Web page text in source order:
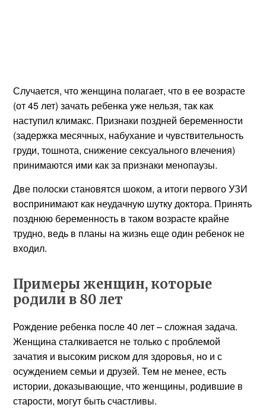
Случается, что женщина полагает, что в ее возрасте
(от 45 лет) зачать ребенка уже нельзя, так как
наступил климакс. Признаки поздней беременности
(задержка месячных, набухание и чувствительность
груди, тошнота, снижение сексуального влечения)
принимаются ими как за признаки менопаузы.
Две полоски становятся шоком, а итоги первого УЗИ
воспринимают как неудачную шутку доктора. Принять
позднюю беременность в таком возрасте крайне
трудно, ведь в планы на жизнь еще один ребенок не
входил.
Примеры женщин, которые
родили в 80 лет
Рождение ребенка после 40 лет – сложная задача.
Женщина сталкивается не только с проблемой
зачатия и высоким риском для здоровья, но и с
осуждением семьи и друзей. Тем не менее, есть
истории, доказывающие, что женщины, родившие в
старости, могут быть счастливы.